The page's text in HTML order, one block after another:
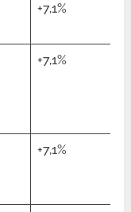
+7,1%
+7,1%
+7,1%